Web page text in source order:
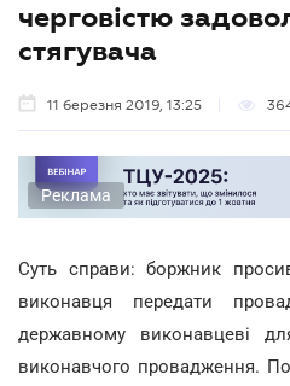
черговістю
стягувача
11 березня 2019, 13:25
Реклама
Суть справи: боржник
виконавця передати
державному виконавцеві
виконавчого провадження.